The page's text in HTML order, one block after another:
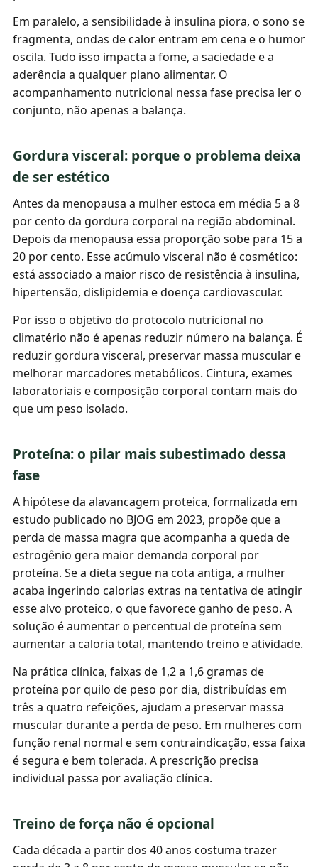
Em paralelo, a sensibilidade à insulina piora, o sono se
fragmenta, ondas de calor entram em cena e o humor
oscila. Tudo isso impacta a fome, a saciedade e a
aderência a qualquer plano alimentar. O
acompanhamento nutricional nessa fase precisa ler o
conjunto, não apenas a balança.
Gordura visceral: porque o problema deixa
de ser estético
Antes da menopausa a mulher estoca em média 5 a 8
por cento da gordura corporal na região abdominal.
Depois da menopausa essa proporção sobe para 15 a
20 por cento. Esse acúmulo visceral não é cosmético:
está associado a maior risco de resistência à insulina,
hipertensão, dislipidemia e doença cardiovascular.
Por isso o objetivo do protocolo nutricional no
climatério não é apenas reduzir número na balança. É
reduzir gordura visceral, preservar massa muscular e
melhorar marcadores metabólicos. Cintura, exames
laboratoriais e composição corporal contam mais do
que um peso isolado.
Proteína: o pilar mais subestimado dessa
fase
A hipótese da alavancagem proteica, formalizada em
estudo publicado no BJOG em 2023, propõe que a
perda de massa magra que acompanha a queda de
estrogênio gera maior demanda corporal por
proteína. Se a dieta segue na cota antiga, a mulher
acaba ingerindo calorias extras na tentativa de atingir
esse alvo proteico, o que favorece ganho de peso. A
solução é aumentar o percentual de proteína sem
aumentar a caloria total, mantendo treino e atividade.
Na prática clínica, faixas de 1,2 a 1,6 gramas de
proteína por quilo de peso por dia, distribuídas em
três a quatro refeições, ajudam a preservar massa
muscular durante a perda de peso. Em mulheres com
função renal normal e sem contraindicação, essa faixa
é segura e bem tolerada. A prescrição precisa
individual passa por avaliação clínica.
Treino de força não é opcional
Cada década a partir dos 40 anos costuma trazer